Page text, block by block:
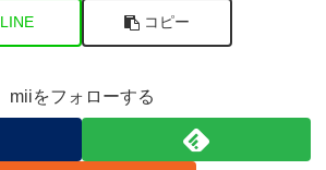
LINE コピー
miiをフォローする